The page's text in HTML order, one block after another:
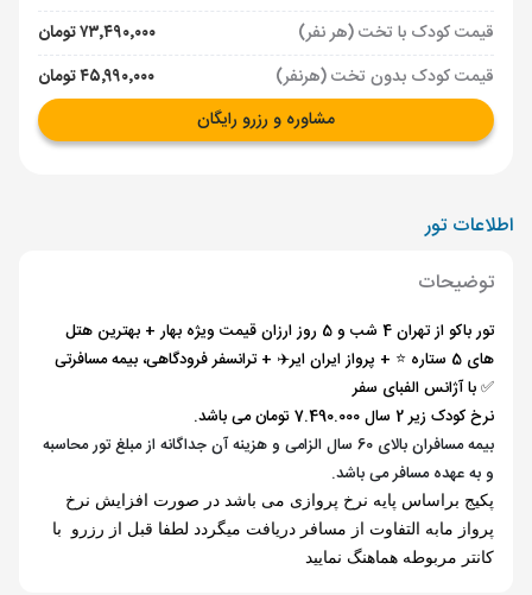
قیمت کودک با تخت (هر نفر)
۷۳٬۴۹۰٬۰۰۰ تومان
قیمت کودک بدون تخت (هرنفر)
۴۵٬۹۹۰٬۰۰۰ تومان
مشاوره و رزرو رایگان
اطلاعات تور
توضیحات
تور باکو از تهران 4 شب و 5 روز ارزان قیمت ویژه بهار + بهترین هتل
های 5 ستاره ⭐️ + پرواز ایران ایر✈️ + ترانسفر فرودگاهی، بیمه مسافرتی
✅ با آژانس الفبای سفر
نرخ کودک زیر 2 سال 7.490.000 تومان می باشد.
بیمه مسافران بالای 60 سال الزامی و هزینه آن جداگانه از مبلغ تور محاسبه
و به عهده مسافر می باشد.
پکیج براساس پایه نرخ پروازی می باشد در صورت افزایش نرخ
پرواز مابه التفاوت از مسافر دریافت میگردد لطفا قبل از رزرو با
کانتر مربوطه هماهنگ نمایید